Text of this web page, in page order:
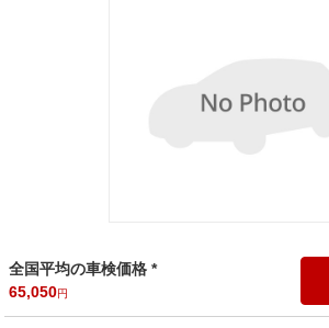
全国平均の車検価格 *
65,050円